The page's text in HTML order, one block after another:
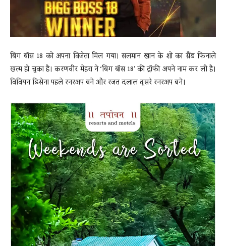
बिग बॉस 18 को अपना विजेता मिल गया। सलमान खान के शो का ग्रैंड फिनाले
खत्म हो चुका है। करणवीर मेहरा ने ‘बिग बॉस 18’ की ट्रॉफी अपने नाम कर ली है।
विवियन डिसेना पहले रनरअप बने और रजत दलाल दूसरे रनरअप बने।